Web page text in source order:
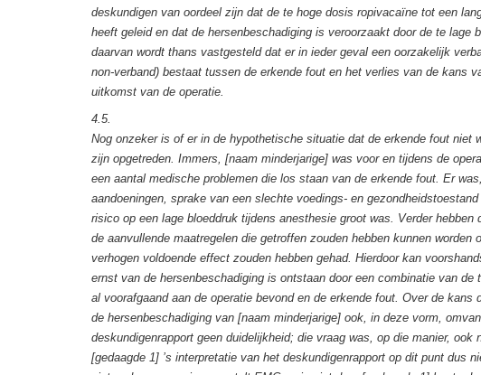
deskundigen van oordeel zijn dat de te hoge dosis ropivacaïne tot een
heeft geleid en dat de hersenbeschadiging is veroorzaakt door de te lage
daarvan wordt thans vastgesteld dat er in ieder geval een oorzakelijk
non-verband) bestaat tussen de erkende fout en het verlies van de kans
uitkomst van de operatie.
4.5.
Nog onzeker is of er in de hypothetische situatie dat de erkende fout niet
zijn opgetreden. Immers, [naam minderjarige] was voor en tijdens de
een aantal medische problemen die los staan van de erkende fout. Er
aandoeningen, sprake van een slechte voedings- en
risico op een lage bloeddruk tijdens anesthesie groot was. Verder
de aanvullende maatregelen die getroffen zouden hebben kunnen worden
verhogen voldoende effect zouden hebben gehad. Hierdoor kan
ernst van de hersenbeschadiging is ontstaan door een combinatie van de
al voorafgaand aan de operatie bevond en de erkende fout. Over de kans
de hersenbeschadiging van [naam minderjarige] ook, in deze vorm,
deskundigenrapport geen duidelijkheid; die vraag was, op die manier,
[gedaagde 1] ’s interpretatie van het deskundigenrapport op dit punt dus